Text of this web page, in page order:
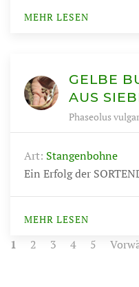
MEHR LESEN
GELBE
AUS
Phaseolus
Art: Stangenbohne
Ein Erfolg der
MEHR LESEN
1 2 3 4 5